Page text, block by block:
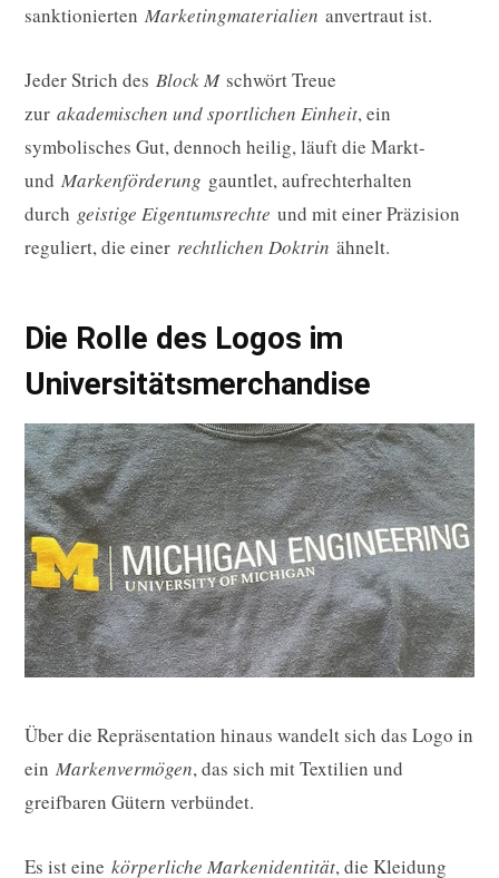
sanktionierten Marketingmaterialien anvertraut ist.
Jeder Strich des Block Mschwört Treue
zur akademischen und sportlichen Einheit, ein
symbolisches Gut, dennoch heilig, läuft die Markt-
und Markenförderung gauntlet, aufrechterhalten
durch geistige Eigentumsrechte und mit einer Präzision
reguliert, die einer rechtlichen Doktrin ähnelt.
Die Rolle des Logos im
Universitätsmerchandise
Über die Repräsentation hinaus wandelt sich das Logo in
ein Markenvermögen, das sich mit Textilien und
greifbaren Gütern verbündet.
Es ist eine körperliche Markenidentität, die Kleidung